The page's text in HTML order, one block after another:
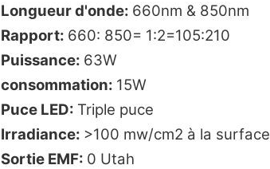
Longueur d'onde: 660nm & 850nm
Rapport: 660: 850= 1:2=105:210
Puissance: 63W
consommation: 15W
Puce LED: Triple puce
Irradiance: >100 mw/cm2 à la surface
Sortie EMF: 0 Utah